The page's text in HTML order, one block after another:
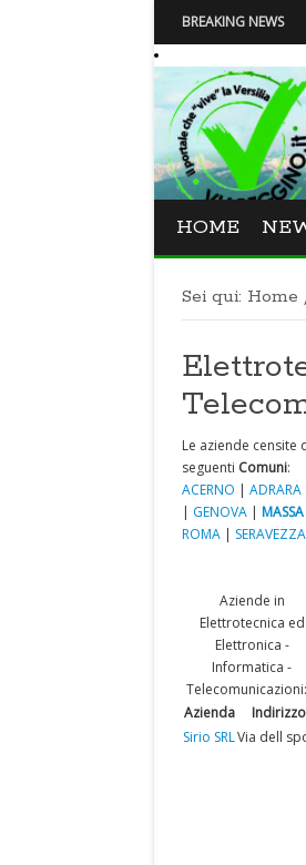
BREAKING NEWS
Festival La Versiliana - La
HOME
Sei qui: Home
Le aziende censite
seguenti Comuni:
ACERNO | ADRARA
| GENOVA | MASSA
ROMA | SERAVEZZA
Aziende in
Elettrotecnica ed
Elettronica -
Informatica -
Azienda
Indirizzo
Sirio SRLVia dell